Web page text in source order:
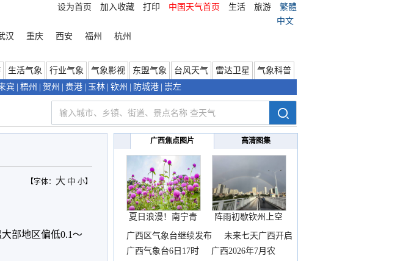
设为首页 加入收藏 打印 中国天气首页 生活 旅游
繁體
中文
汉 重庆 西安 福州 杭州
生活气象 行业气象 气象影视 东盟气象 台风天气 雷达卫星
气象科普
宾 梧州 贺州 贵港 玉林 钦州 防城港 崇左
【字体： 大 中 小】
部地区偏低0.1～
广西焦点图片 高清图集
夏日浪漫！南宁青
秀山
阵雨初歇钦州上空
邂逅
广西区气象台继续发布
未来七天广西开启
晴热
广西气象台6日17时
广西2026年7月农